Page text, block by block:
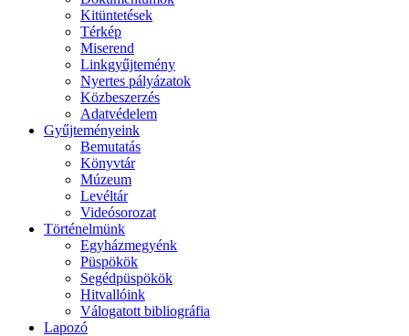
Kitüntetések
Térkép
Miserend
Linkgyűjtemény
Nyertes pályázatok
Közbeszerzés
Adatvédelem
Gyűjteményeink
Bemutatás
Könyvtár
Múzeum
Levéltár
Videósorozat
Történelmünk
Egyházmegyénk
Püspökök
Segédpüspökök
Hitvallóink
Válogatott bibliográfia
Lapozó